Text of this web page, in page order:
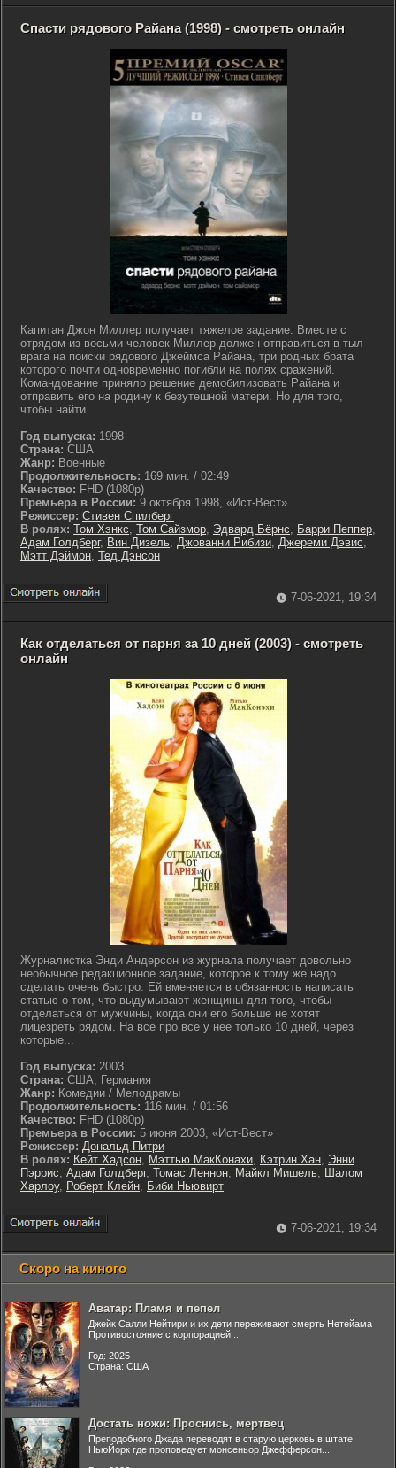
Спасти рядового Райана (1998) - смотреть онлайн
Капитан Джон Миллер получает тяжелое задание. Вместе с
отрядом из восьми человек Миллер должен отправиться в тыл
врага на поиски рядового Джеймса Райана, три родных брата
которого почти одновременно погибли на полях сражений.
Командование приняло решение демобилизовать Райана и
отправить его на родину к безутешной матери. Но для того,
чтобы найти...
Год выпуска: 1998
Страна: США
Жанр: Военные
Продолжительность: 169 мин. / 02:49
Качество: FHD (1080p)
Премьера в России: 9 октября 1998, «Ист-Вест»
Режиссер: Стивен Спилберг
В ролях: Том Хэнкс, Том Сайзмор, Эдвард Бёрнс, Барри Пеппер,
Адам Голдберг, Вин Дизель, Джованни Рибизи, Джереми Дэвис,
Мэтт Дэймон, Тед Дэнсон
7-06-2021, 19:34
Как отделаться от парня за 10 дней (2003) - смотреть
онлайн
Журналистка Энди Андерсон из журнала получает довольно
необычное редакционное задание, которое к тому же надо
сделать очень быстро. Ей вменяется в обязанность написать
статью о том, что выдумывают женщины для того, чтобы
отделаться от мужчины, когда они его больше не хотят
лицезреть рядом. На все про все у нее только 10 дней, через
которые...
Год выпуска: 2003
Страна: США, Германия
Жанр: Комедии / Мелодрамы
Продолжительность: 116 мин. / 01:56
Качество: FHD (1080p)
Премьера в России: 5 июня 2003, «Ист-Вест»
Режиссер: Дональд Питри
В ролях: Кейт Хадсон, Мэттью МакКонахи, Кэтрин Хан, Энни
Пэррис, Адам Голдберг, Томас Леннон, Майкл Мишель, Шалом
Харлоу, Роберт Клейн, Биби Ньювирт
7-06-2021, 19:34
Скоро на киного
Аватар: Пламя и пепел
Джейк Салли Нейтири и их дети переживают смерть Нетейама
Противостояние с корпорацией...
Год: 2025
Страна: США
Достать ножи: Проснись, мертвец
Преподобного Джада переводят в старую церковь в штате
НьюЙорк где проповедует монсеньор Джефферсон...